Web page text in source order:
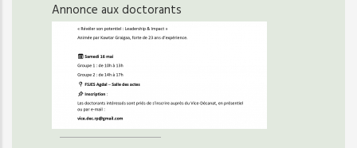
Annonce aux doctorants